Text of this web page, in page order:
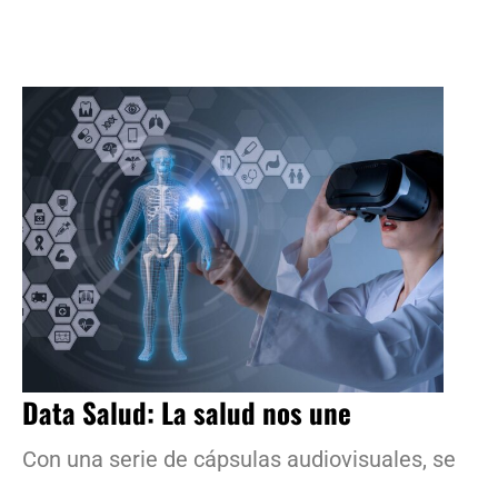
Data Salud: La salud nos une
Con una serie de cápsulas audiovisuales, se